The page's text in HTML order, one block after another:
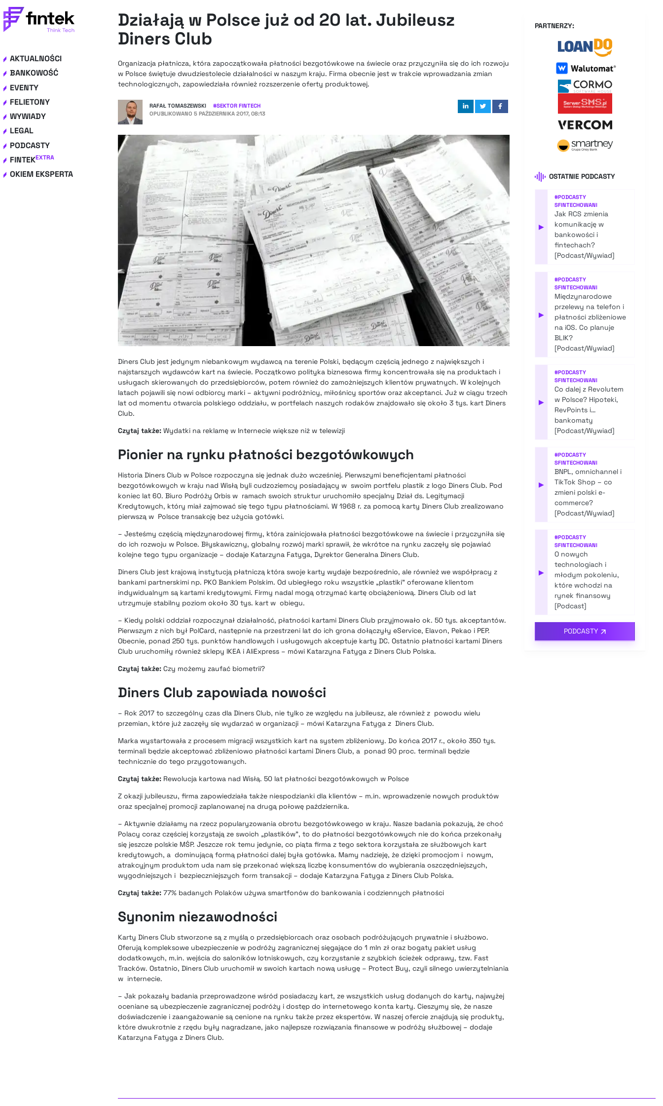
AKTUALNOŚCI
BANKOWOŚĆ
EVENTY
FELIETONY
WYWIADY
LEGAL
PODCASTY
FINTEKEXTRA
OKIEM EKSPERTA
Działają w Polsce już od 20 lat. Jubileusz
Diners Club
Organizacja płatnicza, która zapoczątkowała płatności bezgotówkowe na świecie oraz przyczyniła się do ich rozwoju
w Polsce świętuje dwudziestolecie działalności w naszym kraju. Firma obecnie jest w trakcie wprowadzania zmian
technologicznych, zapowiedziała również rozszerzenie oferty produktowej.
RAFAŁ TOMASZEWSKI #SEKTOR FINTECH
OPUBLIKOWANO 5 PAŹDZIERNIKA 2017, 08:13
Diners Club jest jedynym niebankowym wydawcą na terenie Polski, będącym częścią jednego z największych i
najstarszych wydawców kart na świecie. Początkowo polityka biznesowa firmy koncentrowała się na produktach i
usługach skierowanych do przedsiębiorców, potem również do zamożniejszych klientów prywatnych. W kolejnych
latach pojawili się nowi odbiorcy marki – aktywni podróżnicy, miłośnicy sportów oraz akceptanci. Już w ciągu trzech
lat od momentu otwarcia polskiego oddziału, w portfelach naszych rodaków znajdowało się około 3 tys. kart Diners
Club.
Czytaj także: Wydatki na reklamę w Internecie większe niż w telewizji
Pionier na rynku płatności bezgotówkowych
Historia Diners Club w Polsce rozpoczyna się jednak dużo wcześniej. Pierwszymi beneficjentami płatności
bezgotówkowych w kraju nad Wisłą byli cudzoziemcy posiadający w swoim portfelu plastik z logo Diners Club. Pod
koniec lat 60. Biuro Podróży Orbis w ramach swoich struktur uruchomiło specjalny Dział ds. Legitymacji
Kredytowych, który miał zajmować się tego typu płatnościami. W 1968 r. za pomocą karty Diners Club zrealizowano
pierwszą w Polsce transakcję bez użycia gotówki.
– Jesteśmy częścią międzynarodowej firmy, która zainicjowała płatności bezgotówkowe na świecie i przyczyniła się
do ich rozwoju w Polsce. Błyskawiczny, globalny rozwój marki sprawił, że wkrótce na rynku zaczęły się pojawiać
kolejne tego typu organizacje – dodaje Katarzyna Fatyga, Dyrektor Generalna Diners Club.
Diners Club jest krajową instytucją płatniczą która swoje karty wydaje bezpośrednio, ale również we współpracy z
bankami partnerskimi np. PKO Bankiem Polskim. Od ubiegłego roku wszystkie „plastiki” oferowane klientom
indywidualnym są kartami kredytowymi. Firmy nadal mogą otrzymać kartę obciążeniową. Diners Club od lat
utrzymuje stabilny poziom około 30 tys. kart w obiegu.
– Kiedy polski oddział rozpoczynał działalność, płatności kartami Diners Club przyjmowało ok. 50 tys. akceptantów.
Pierwszym z nich był PolCard, następnie na przestrzeni lat do ich grona dołączyły eService, Elavon, Pekao i PEP.
Obecnie, ponad 250 tys. punktów handlowych i usługowych akceptuje karty DC. Ostatnio płatności kartami Diners
Club uruchomiły również sklepy IKEA i AliExpress – mówi Katarzyna Fatyga z Diners Club Polska.
Czytaj także: Czy możemy zaufać biometrii?
Diners Club zapowiada nowości
– Rok 2017 to szczególny czas dla Diners Club, nie tylko ze względu na jubileusz, ale również z powodu wielu
przemian, które już zaczęły się wydarzać w organizacji – mówi Katarzyna Fatyga z Diners Club.
Marka wystartowała z procesem migracji wszystkich kart na system zbliżeniowy. Do końca 2017 r., około 350 tys.
terminali będzie akceptować zbliżeniowo płatności kartami Diners Club, a ponad 90 proc. terminali będzie
technicznie do tego przygotowanych.
Czytaj także: Rewolucja kartowa nad Wisłą. 50 lat płatności bezgotówkowych w Polsce
Z okazji jubileuszu, firma zapowiedziała także niespodzianki dla klientów – m.in. wprowadzenie nowych produktów
oraz specjalnej promocji zaplanowanej na drugą połowę października.
– Aktywnie działamy na rzecz popularyzowania obrotu bezgotówkowego w kraju. Nasze badania pokazują, że choć
Polacy coraz częściej korzystają ze swoich „plastików”, to do płatności bezgotówkowych nie do końca przekonały
się jeszcze polskie MŚP. Jeszcze rok temu jedynie, co piąta firma z tego sektora korzystała ze służbowych kart
kredytowych, a dominującą formą płatności dalej była gotówka. Mamy nadzieję, że dzięki promocjom i nowym,
atrakcyjnym produktom uda nam się przekonać większą liczbę konsumentów do wybierania oszczędniejszych,
wygodniejszych i bezpieczniejszych form transakcji – dodaje Katarzyna Fatyga z Diners Club Polska.
Czytaj także: 77% badanych Polaków używa smartfonów do bankowania i codziennych płatności
Synonim niezawodności
Karty Diners Club stworzone są z myślą o przedsiębiorcach oraz osobach podróżujących prywatnie i służbowo.
Oferują kompleksowe ubezpieczenie w podróży zagranicznej sięgające do 1 mln zł oraz bogaty pakiet usług
dodatkowych, m.in. wejścia do saloników lotniskowych, czy korzystanie z szybkich ścieżek odprawy, tzw. Fast
Tracków. Ostatnio, Diners Club uruchomił w swoich kartach nową usługę – Protect Buy, czyli silnego uwierzytelniania
w internecie.
– Jak pokazały badania przeprowadzone wśród posiadaczy kart, ze wszystkich usług dodanych do karty, najwyżej
oceniane są ubezpieczenie zagranicznej podróży i dostęp do internetowego konta karty. Cieszymy się, że nasze
doświadczenie i zaangażowanie są cenione na rynku także przez ekspertów. W naszej ofercie znajdują się produkty,
które dwukrotnie z rzędu były nagradzane, jako najlepsze rozwiązania finansowe w podróży służbowej – dodaje
Katarzyna Fatyga z Diners Club.
PARTNERZY:
OSTATNIE PODCASTY
▶
#PODCASTY
SFINTECHOWANI
Jak RCS zmienia
komunikację w
bankowości i
fintechach?
[Podcast/Wywiad]
▶
#PODCASTY
SFINTECHOWANI
Międzynarodowe
przelewy na telefon i
płatności zbliżeniowe
na iOS. Co planuje
BLIK?
[Podcast/Wywiad]
▶
#PODCASTY
SFINTECHOWANI
Co dalej z Revolutem
w Polsce? Hipoteki,
RevPoints i…
bankomaty
[Podcast/Wywiad]
▶
#PODCASTY
SFINTECHOWANI
BNPL, omnichannel i
TikTok Shop – co
zmieni polski e-
commerce?
[Podcast/Wywiad]
▶
#PODCASTY
SFINTECHOWANI
O nowych
technologiach i
młodym pokoleniu,
które wchodzi na
rynek finansowy
[Podcast]
PODCASTY